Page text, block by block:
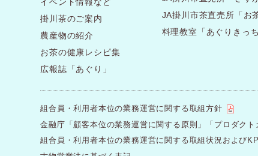
掛川茶のご案内
農産物の紹介
お茶の健康レシピ集
広報誌「あぐり」
JA掛川市茶直売所「お
料理教室「あぐりきっち
組合員・利用者本位の業務運営に関する取組方針
金融庁「顧客本位の業務運営に関する原則」「プロダク
組合員・利用者本位の業務運営に関する取組状況および